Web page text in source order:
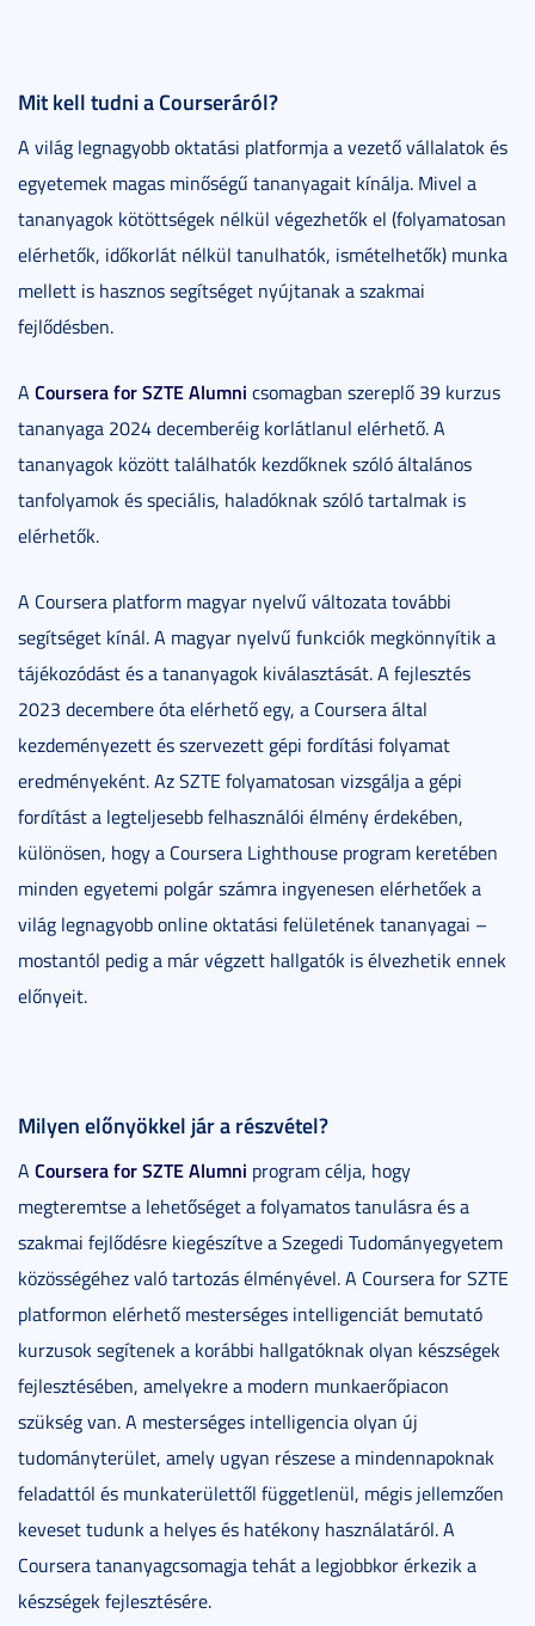
Mit kell tudni a Courseráról?
A világ legnagyobb oktatási platformja a vezető vállalatok és
egyetemek magas minőségű tananyagait kínálja. Mivel a
tananyagok kötöttségek nélkül végezhetők el (folyamatosan
elérhetők, időkorlát nélkül tanulhatók, ismételhetők) munka
mellett is hasznos segítséget nyújtanak a szakmai
fejlődésben.
A Coursera for SZTE Alumni csomagban szereplő 39 kurzus
tananyaga 2024 decemberéig korlátlanul elérhető. A
tananyagok között találhatók kezdőknek szóló általános
tanfolyamok és speciális, haladóknak szóló tartalmak is
elérhetők.
A Coursera platform magyar nyelvű változata további
segítséget kínál. A magyar nyelvű funkciók megkönnyítik a
tájékozódást és a tananyagok kiválasztását. A fejlesztés
2023 decembere óta elérhető egy, a Coursera által
kezdeményezett és szervezett gépi fordítási folyamat
eredményeként. Az SZTE folyamatosan vizsgálja a gépi
fordítást a legteljesebb felhasználói élmény érdekében,
különösen, hogy a Coursera Lighthouse program keretében
minden egyetemi polgár számra ingyenesen elérhetőek a
világ legnagyobb online oktatási felületének tananyagai –
mostantól pedig a már végzett hallgatók is élvezhetik ennek
előnyeit.
Milyen előnyökkel jár a részvétel?
A Coursera for SZTE Alumni program célja, hogy
megteremtse a lehetőséget a folyamatos tanulásra és a
szakmai fejlődésre kiegészítve a Szegedi Tudományegyetem
közösségéhez való tartozás élményével. A Coursera for SZTE
platformon elérhető mesterséges intelligenciát bemutató
kurzusok segítenek a korábbi hallgatóknak olyan készségek
fejlesztésében, amelyekre a modern munkaerőpiacon
szükség van. A mesterséges intelligencia olyan új
tudományterület, amely ugyan részese a mindennapoknak
feladattól és munkaterülettől függetlenül, mégis jellemzően
keveset tudunk a helyes és hatékony használatáról. A
Coursera tananyagcsomagja tehát a legjobbkor érkezik a
készségek fejlesztésére.